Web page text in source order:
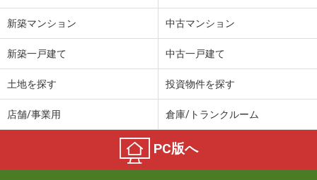
新築マンション 中古マンション
新築一戸建て 中古一戸建て
土地を探す 投資物件を探す
店舗/事業用 倉庫/トランクルーム
PC版へ